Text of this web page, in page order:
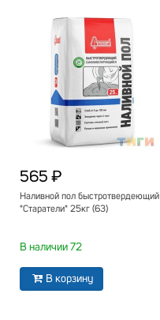
565 ₽
Наливной пол быстротвердеющий
"Старатели" 25кг (63)
В наличии 72
В корзину